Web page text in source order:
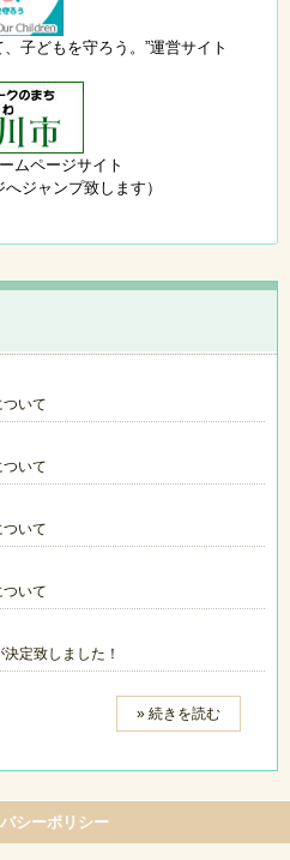
子どもを守ろう。”運営サイト
ムページサイト
へジャンプ致します）
いて
いて
いて
いて
定致しました！
» 続きを読む
シーポリシー